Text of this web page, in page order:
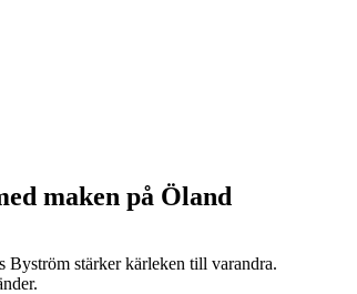
maken på Öland
stärker kärleken till varandra.